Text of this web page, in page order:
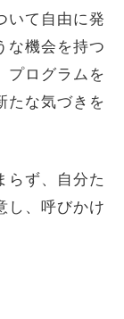
いて自由に発
な機会を持つ
プログラムを
たな気づきを
らず、自分た
し、呼びかけ